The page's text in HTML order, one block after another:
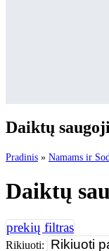
Daiktų
Pradinis » Namams ir
Daiktų
Rikiuoti: